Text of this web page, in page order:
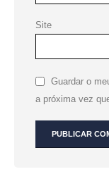
Site
Guardar o
a próxima vez